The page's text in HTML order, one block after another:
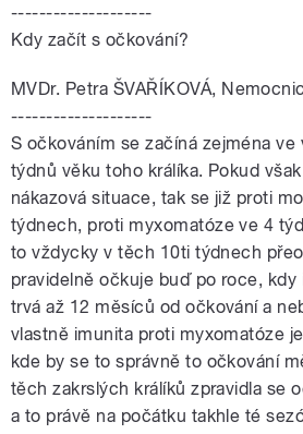
--------------------
Kdy začít s očkování?
MVDr. Petra ŠVAŘÍKOVÁ,
--------------------
S očkováním se začíná zejména ve
týdnů věku toho králíka. Pokud
nákazová situace, tak se již proti
týdnech, proti myxomatóze ve 4
to vždycky v těch 10ti týdnech
pravidelně očkuje buď po roce, kdy
trvá až 12 měsíců od očkování a
vlastně imunita proti myxomatóze
kde by se to správně to očkování
těch zakrslých králíků zpravidla se
a to právě na počátku takhle té